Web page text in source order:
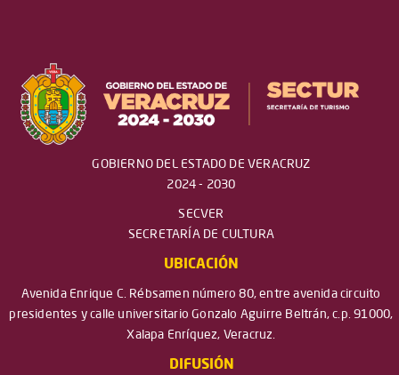
GOBIERNO DEL ESTADO DE VERACRUZ
2024 - 2030
SECVER
SECRETARÍA DE CULTURA
UBICACIÓN
Avenida Enrique C. Rébsamen número 80, entre avenida circuito
presidentes y calle universitario Gonzalo Aguirre Beltrán, c.p. 91000,
Xalapa Enríquez, Veracruz.
DIFUSIÓN